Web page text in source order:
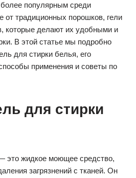
более популярным среди
от традиционных порошков, гели
которые делают их удобными и
В этой статье мы подробно
для стирки белья, его
применения и советы по
для стирки
это жидкое моющее средство,
загрязнений с тканей. Он